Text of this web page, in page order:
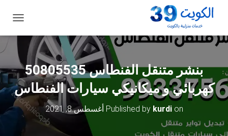
ب
د
ي
ا
ل
ت
ن
كهربائي و ميكانيكي سيارات الفنطاس
Published by kurdion أغسطس 8, 2021